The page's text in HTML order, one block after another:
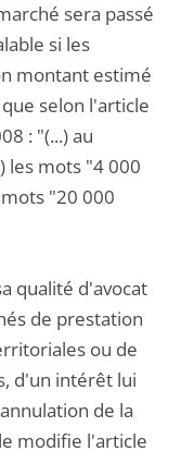
sera passé
si les
montant estimé
selon l'article
: "(...) au
les mots "4 000
"20 000
qualité d'avocat
de prestation
ou de
d'un intérêt lui
de la
modifie l'article